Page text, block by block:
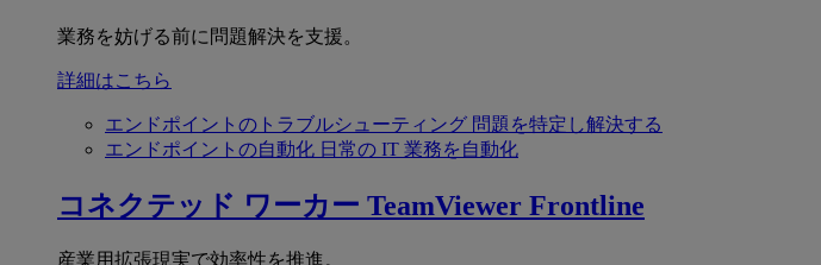
業務を妨げる前に問題解決を支援。
詳細はこちら
エンドポイントのトラブルシューティング 問題を特定し解決する
エンドポイントの自動化 日常の IT 業務を自動化
コネクテッド ワーカー TeamViewer Frontline
産業用拡張現実で効率性を推進。